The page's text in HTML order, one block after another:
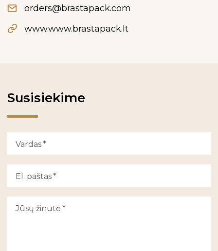
orders@brastapack.com
www.www.brastapack.lt
Susisiekime
Vardas
El. paštas
Jūsų žinutė